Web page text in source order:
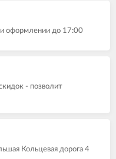
оформлении до 17:00
- позволит
Кольцевая дорога 4